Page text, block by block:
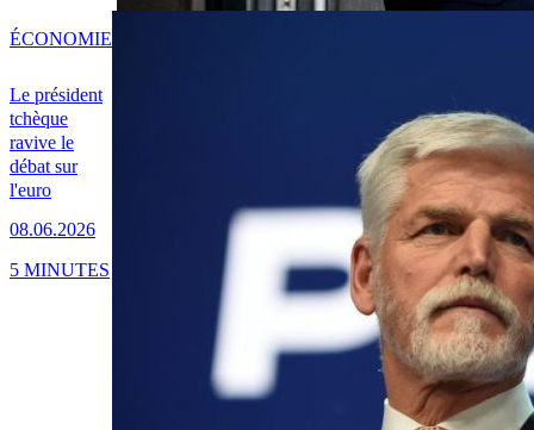
Le président
tchèque
ravive le
débat sur
l'euro
08.06.2026
ÉCONOMIE
5 MINUTES